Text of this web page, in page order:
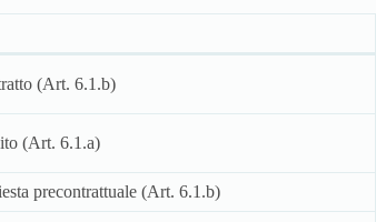
(Art. 6.1.b)
(Art. 6.1.a)
precontrattuale (Art. 6.1.b)